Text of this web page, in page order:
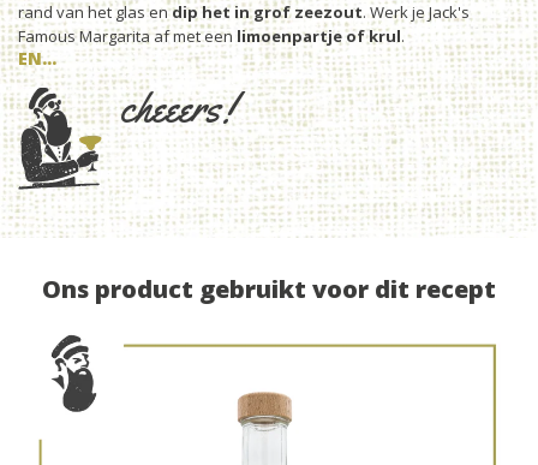
rand van het glas endip het in grof zeezout. Werk je Jack's
Famous Margarita af met een limoenpartje of krul.
EN...
cheeers!
Ons product gebruikt voor dit recept